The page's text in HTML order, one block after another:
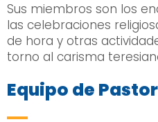
Sus miembros son los
las celebraciones
de hora y otras
torno al carisma
Equipo de